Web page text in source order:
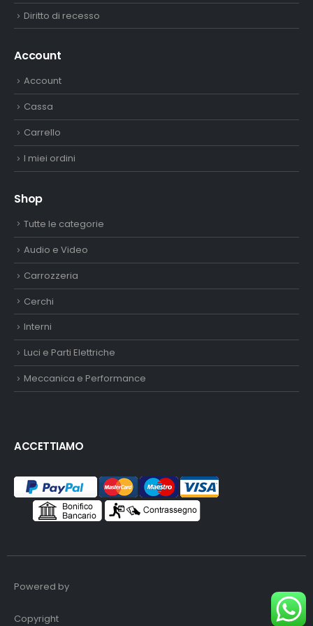
Diritto di recesso
Account
Account
Cassa
Carrello
I miei ordini
Shop
Tutte le categorie
Audio e Video
Carrozzeria
Cerchi
Interni
Luci e Parti Elettriche
Meccanica e Performance
ACCETTIAMO
Powered by
Copyright